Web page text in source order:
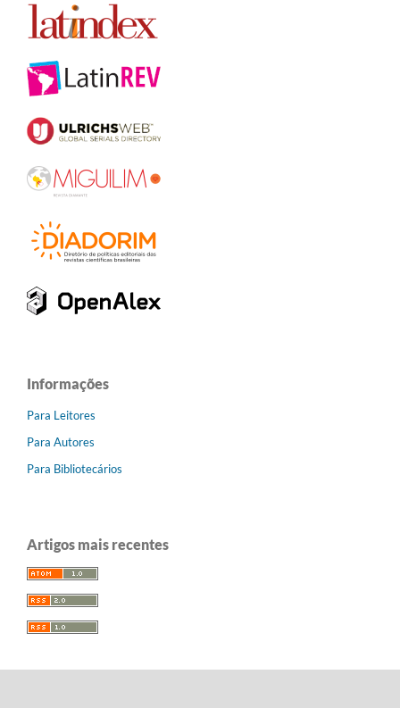
Informações
Para Leitores
Para Autores
Para Bibliotecários
Artigos mais recentes